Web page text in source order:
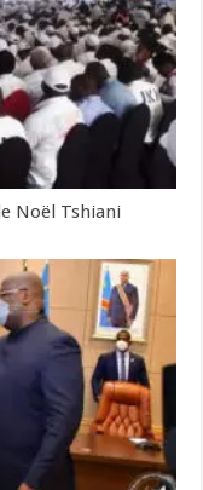
Noël Tshiani